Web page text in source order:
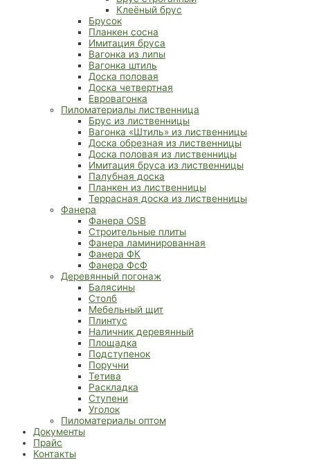
Клеёный брус
Брусок
Планкен сосна
Имитация бруса
Вагонка из липы
Вагонка штиль
Доска половая
Доска четвертная
Евровагонка
Пиломатериалы лиственница
Брус из лиственницы
Вагонка «Штиль» из лиственницы
Доска обрезная из лиственницы
Доска половая из лиственницы
Имитация бруса из лиственницы
Палубная доска
Планкен из лиственницы
Террасная доска из лиственницы
Фанера
Фанера OSB
Строительные плиты
Фанера ламинированная
Фанера ФК
Фанера ФсФ
Деревянный погонаж
Балясины
Столб
Мебельный щит
Плинтус
Наличник деревянный
Площадка
Подступенок
Поручни
Тетива
Раскладка
Ступени
Уголок
Пиломатериалы оптом
Документы
Прайс
Контакты